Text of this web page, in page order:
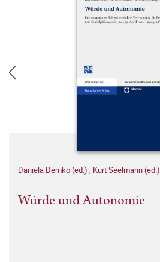
Daniela Demko (ed.) , Kurt Seelmann (ed.)
Würde und Autonomie